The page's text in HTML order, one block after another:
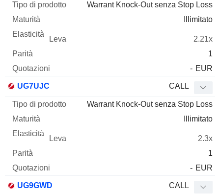
Warrant Knock-Out senza Stop Loss
Illimitato
2.21x
1
- EUR
UG7UJC CALL
Warrant Knock-Out senza Stop Loss
Illimitato
2.3x
1
- EUR
UG9GWD CALL